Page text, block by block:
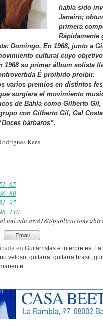
había sido
Janeiro;
primera
Rápidamente
Domingo. En 1968, junto a
cultural cuyo
1968 su primer álbum solista
É proibido proibir.
varios premios en distintos
surgiera el movimiento
de Bahía como Gilberto Gil,
con Gilberto Gil, Gal
bárbaros”.
Kees
publicaciones/
en Guitarristas e interpretes La
veloso guitarra guitarra brasil